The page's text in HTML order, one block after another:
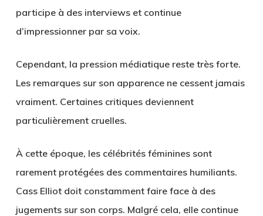
participe à des interviews et continue
d’impressionner par sa voix.
Cependant, la pression médiatique reste très forte.
Les remarques sur son apparence ne cessent jamais
vraiment. Certaines critiques deviennent
particulièrement cruelles.
À cette époque, les célébrités féminines sont
rarement protégées des commentaires humiliants.
Cass Elliot doit constamment faire face à des
jugements sur son corps. Malgré cela, elle continue